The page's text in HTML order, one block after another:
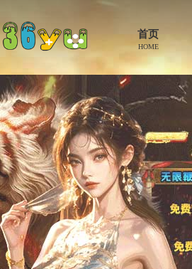
首页
HOME